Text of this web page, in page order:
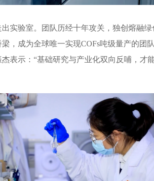
实验室。团队历经十年攻关，独创熔融
，成为全球唯一实现COFs吨级量产的团
表示：“基础研究与产业化双向反哺，才